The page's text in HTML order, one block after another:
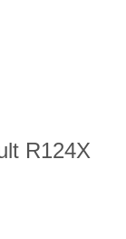
R124X